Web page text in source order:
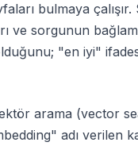
bulmaya
ve sorgunun
"en iyi"
arama (vector
adı verilen